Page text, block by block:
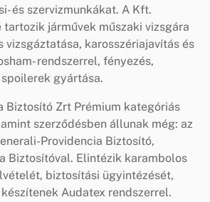
és szervizmunkákat. A Kft.
járművek műszaki vizsgára
vizsgáztatása, karosszériajavítás és
rendszerrel, fényezés,
gyártása.
Biztosító Zrt Prémium kategóriás
szerződésben állunak még: az
Providencia Biztosító,
Biztosítóval. Elintézik karambolos
biztosítási ügyintézését,
Audatex rendszerrel.